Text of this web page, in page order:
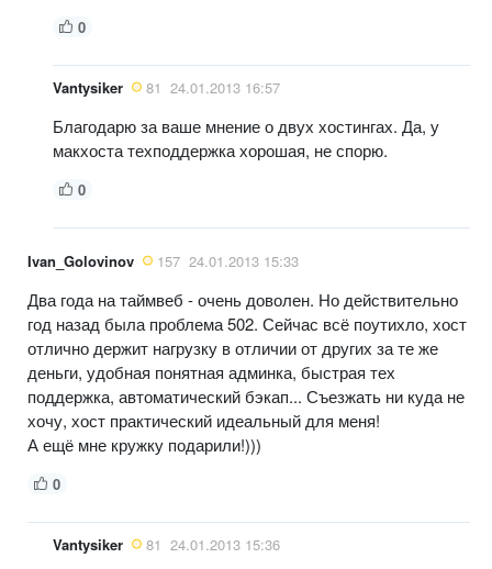
0
Vantysiker 81 24.01.2013 16:57
Благодарю за ваше мнение о двух хостингах. Да, у
макхоста техподдержка хорошая, не спорю.
0
Ivan_Golovinov 157 24.01.2013 15:33
Два года на таймвеб - очень доволен. Но действительно
год назад была проблема 502. Сейчас всё поутихло, хост
отлично держит нагрузку в отличии от других за те же
деньги, удобная понятная админка, быстрая тех
поддержка, автоматический бэкап... Съезжать ни куда не
хочу, хост практический идеальный для меня!
А ещё мне кружку подарили!)))
0
Vantysiker 81 24.01.2013 15:36